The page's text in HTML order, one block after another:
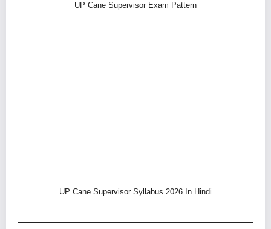
UP Cane Supervisor Exam Pattern
UP Cane Supervisor Syllabus 2026 In Hindi